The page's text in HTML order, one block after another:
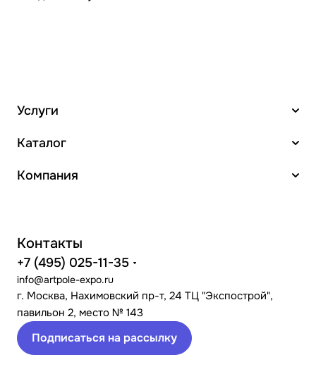
Услуги
Каталог
Компания
Контакты
+7 (495) 025-11-35
info@artpole-expo.ru
г. Москва, Нахимовский пр-т, 24 ТЦ "Экспострой",
павильон 2, место № 143
Подписаться на рассылку